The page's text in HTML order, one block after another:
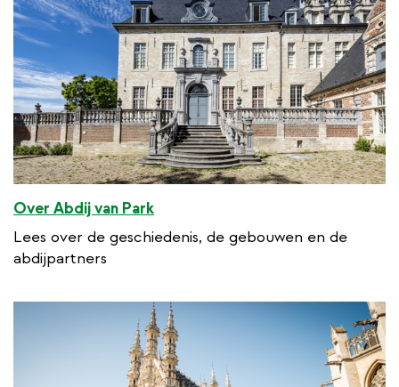
Over Abdij van Park
Lees over de geschiedenis, de gebouwen en de
abdijpartners